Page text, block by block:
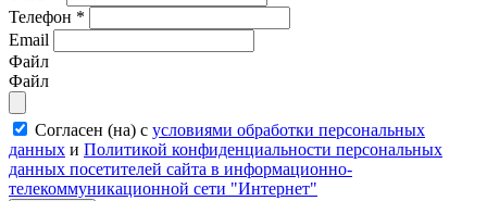
Телефон *
Email
Файл
Файл
Согласен (на) с условиями обработки персональных
данных и Политикой конфиденциальности персональных
данных посетителей сайта в информационно-
телекоммуникационной сети "Интернет"